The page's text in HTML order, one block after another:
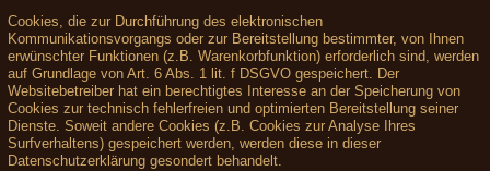
Cookies, die zur Durchführung des elektronischen
Kommunikationsvorgangs oder zur Bereitstellung bestimmter, von Ihnen
erwünschter Funktionen (z.B. Warenkorbfunktion) erforderlich sind, werden
auf Grundlage von Art. 6 Abs. 1 lit. f DSGVO gespeichert. Der
Websitebetreiber hat ein berechtigtes Interesse an der Speicherung von
Cookies zur technisch fehlerfreien und optimierten Bereitstellung seiner
Dienste. Soweit andere Cookies (z.B. Cookies zur Analyse Ihres
Surfverhaltens) gespeichert werden, werden diese in dieser
Datenschutzerklärung gesondert behandelt.